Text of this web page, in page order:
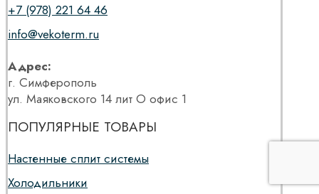
+7 (978) 221 64 46
info@vekoterm.ru
Адрес:
г. Симферополь
ул. Маяковского 14 лит О офис 1
ПОПУЛЯРНЫЕ ТОВАРЫ
Настенные сплит системы
Холодильники